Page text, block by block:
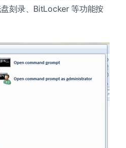
刻录、BitLocker 等功能按